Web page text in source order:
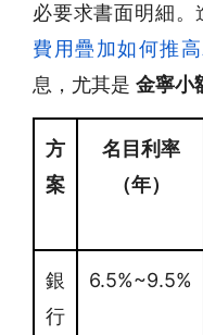
必要求書面明細
費用疊加如何推高
息，尤其是 金寧小
方
案
名目利率
（年）
銀
行
6.5%~9.5%